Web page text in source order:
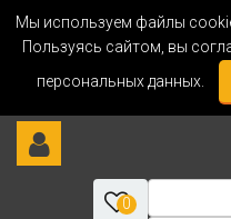
Мы используем файлы
Пользуясь сайтом, вы
персональных данных.
0